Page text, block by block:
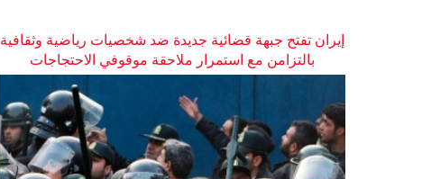
إيران تفتح جبهة قضائية جديدة ضد شخصيات رياضية وثقافية
بالتزامن مع استمرار ملاحقة موقوفي الاحتجاجات